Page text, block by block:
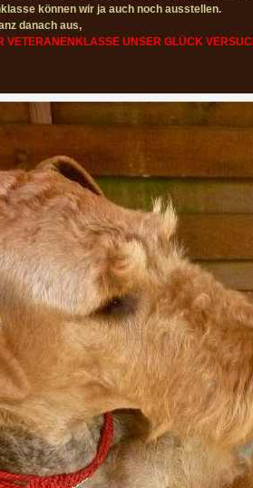
können wir ja auch noch ausstellen.
danach aus,
VETERANENKLASSE UNSER GLÜCK